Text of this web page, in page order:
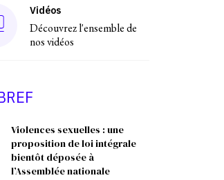
Vidéos
Découvrez l'ensemble de
nos vidéos
Violences sexuelles : une
proposition de loi intégrale
bientôt déposée à
l’Assemblée nationale